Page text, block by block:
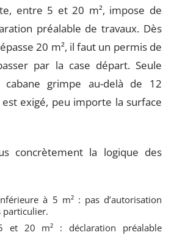
entre 5 et 20 m², impose de
préalable de travaux. Dès
20 m², il faut un permis de
par la case départ. Seule
grimpe au-delà de 12
exigé, peu importe la surface
concrètement la logique des
à 5 m² : pas d’autorisation
particulier.
et 20 m² : déclaration préalable